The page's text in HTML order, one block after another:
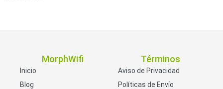
MorphWifi
Inicio
Blog
Términos
Aviso de Privacidad
Políticas de Envío